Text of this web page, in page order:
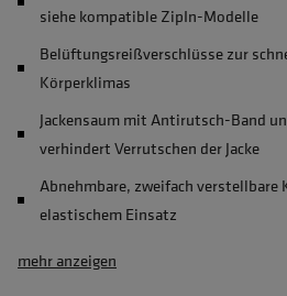
siehe kompatible ZipIn-Modelle
Belüftungsreißverschlüsse zur
Körperklimas
Jackensaum mit Antirutsch-Band
verhindert Verrutschen der Jacke
Abnehmbare, zweifach verstellbare
elastischem Einsatz
mehr anzeigen